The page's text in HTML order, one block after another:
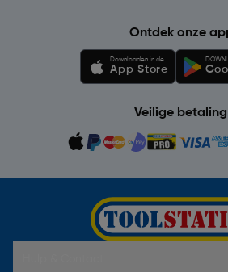
Ontdek onze
Downloaden in de
App Store
Veilige betaling